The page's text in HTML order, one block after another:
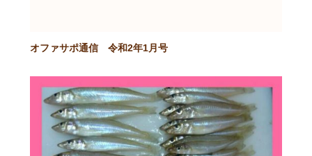
オファサポ通信 令和2年1月号